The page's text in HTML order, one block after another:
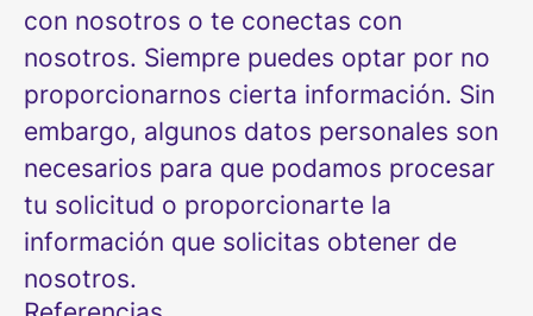
con nosotros o te conectas con
nosotros. Siempre puedes optar por no
proporcionarnos cierta información. Sin
embargo, algunos datos personales son
necesarios para que podamos procesar
tu solicitud o proporcionarte la
información que solicitas obtener de
nosotros.